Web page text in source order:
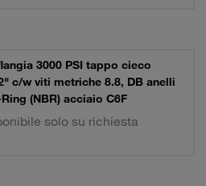
3000 PSI tappo cieco
c/w viti metriche 8.8, DB anelli
(NBR) acciaio C6F
solo su richiesta